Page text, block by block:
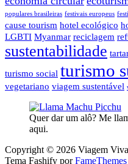
populares brasileiras festivais europeus
cause tourism hotel ecológico
LGBTI Myanmar reciclagem
sustentabilidade
turismo social turismo
vegetariano viagem sustentável
Quer dar um alô? Me
aqui.
Copyright © 2026 Viagem
Tema Fashify porFameThemes